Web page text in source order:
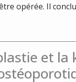
opérée. Il
et la